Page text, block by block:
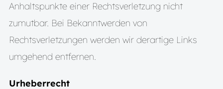
Anhaltspunkte einer Rechtsverletzung nicht
zumutbar. Bei Bekanntwerden von
Rechtsverletzungen werden wir derartige Links
umgehend entfernen.
Urheberrecht